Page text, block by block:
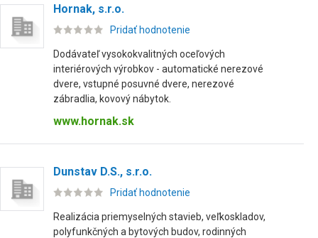
Hornak, s.r.o.
Pridať hodnotenie
Dodávateľ vysokokvalitných oceľových
interiérových výrobkov - automatické nerezové
dvere, vstupné posuvné dvere, nerezové
zábradlia, kovový nábytok.
www.hornak.sk
Dunstav D.S., s.r.o.
Pridať hodnotenie
Realizácia priemyselných stavieb, veľkoskladov,
polyfunkčných a bytových budov, rodinných